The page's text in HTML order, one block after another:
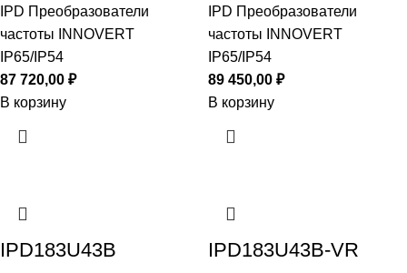
IPD Преобразователи
частоты INNOVERT
IP65/IP54
87 720,00 ₽
В корзину
IPD Преобразователи
частоты INNOVERT
IP65/IP54
89 450,00 ₽
В корзину
IPD183U43B IPD183U43B-VR